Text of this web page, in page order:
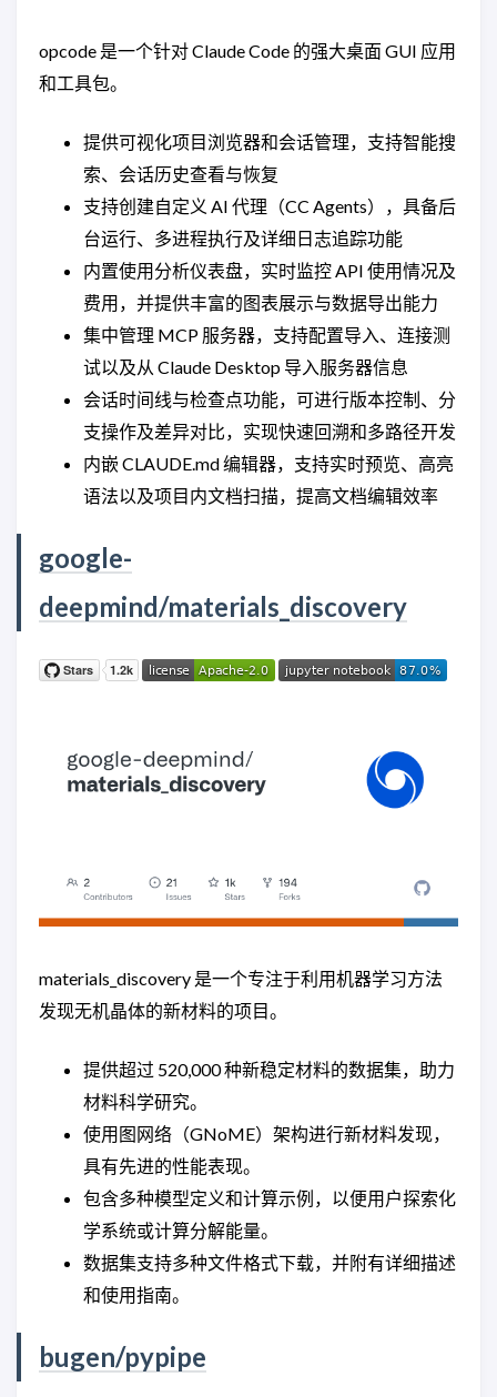
opcode 是一个针对 Claude Code 的强大桌面 GUI 应用
和工具包。
提供可视化项目浏览器和会话管理，支持智能搜
索、会话历史查看与恢复
支持创建自定义 AI 代理（CC Agents），具备后
台运行、多进程执行及详细日志追踪功能
内置使用分析仪表盘，实时监控 API 使用情况及
费用，并提供丰富的图表展示与数据导出能力
集中管理 MCP 服务器，支持配置导入、连接测
试以及从 Claude Desktop 导入服务器信息
会话时间线与检查点功能，可进行版本控制、分
支操作及差异对比，实现快速回溯和多路径开发
内嵌 CLAUDE.md 编辑器，支持实时预览、高亮
语法以及项目内文档扫描，提高文档编辑效率
google-
deepmind/materials_discovery
materials_discovery 是一个专注于利用机器学习方法
发现无机晶体的新材料的项目。
提供超过 520,000 种新稳定材料的数据集，助力
材料科学研究。
使用图网络（GNoME）架构进行新材料发现，
具有先进的性能表现。
包含多种模型定义和计算示例，以便用户探索化
学系统或计算分解能量。
数据集支持多种文件格式下载，并附有详细描述
和使用指南。
bugen/pypipe